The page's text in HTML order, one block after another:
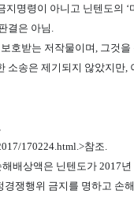
명령이 아니고 닌텐도의
결은 아님.
호받는 저작물이며, 그것
소송은 제기되지 않았지만,
170224.html.>참조.
해배상액은 닌텐도가 2017
쟁행위 금지를 명하고